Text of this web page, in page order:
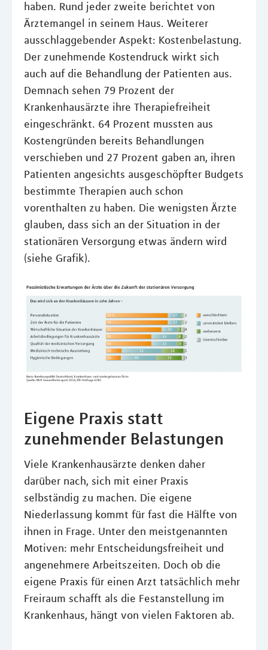
haben. Rund jeder zweite berichtet von
Ärztemangel in seinem Haus. Weiterer
ausschlaggebender Aspekt: Kostenbelastung.
Der zunehmende Kostendruck wirkt sich
auch auf die Behandlung der Patienten aus.
Demnach sehen 79 Prozent der
Krankenhausärzte ihre Therapiefreiheit
eingeschränkt. 64 Prozent mussten aus
Kostengründen bereits Behandlungen
verschieben und 27 Prozent gaben an, ihren
Patienten angesichts ausgeschöpfter Budgets
bestimmte Therapien auch schon
vorenthalten zu haben. Die wenigsten Ärzte
glauben, dass sich an der Situation in der
stationären Versorgung etwas ändern wird
(siehe Grafik).
Eigene Praxis statt
zunehmender Belastungen
Viele Krankenhausärzte denken daher
darüber nach, sich mit einer Praxis
selbständig zu machen. Die eigene
Niederlassung kommt für fast die Hälfte von
ihnen in Frage. Unter den meistgenannten
Motiven: mehr Entscheidungsfreiheit und
angenehmere Arbeitszeiten. Doch ob die
eigene Praxis für einen Arzt tatsächlich mehr
Freiraum schafft als die Festanstellung im
Krankenhaus, hängt von vielen Faktoren ab.